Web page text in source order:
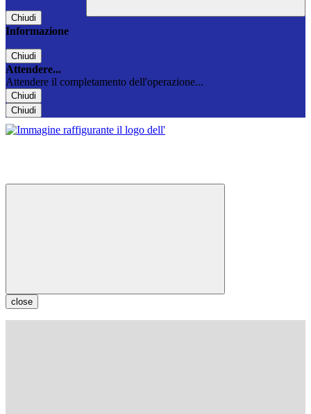
Chiudi
Informazione
Chiudi
Attendere...
Attendere il completamento dell'operazione...
Chiudi
Chiudi
close